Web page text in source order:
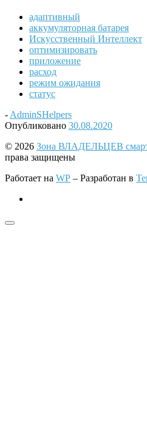
адаптивный
аккумуляторная батарея
Искусственный Интеллект
оптимизировать
приложение
расход
режим ожидания
статус
- AdminSHelpers
Опубликовано 30.08.2020
© 2026 Зона ВЛАДЕЛЬЦЕВ
права защищены
Работает на WP – Разработан в